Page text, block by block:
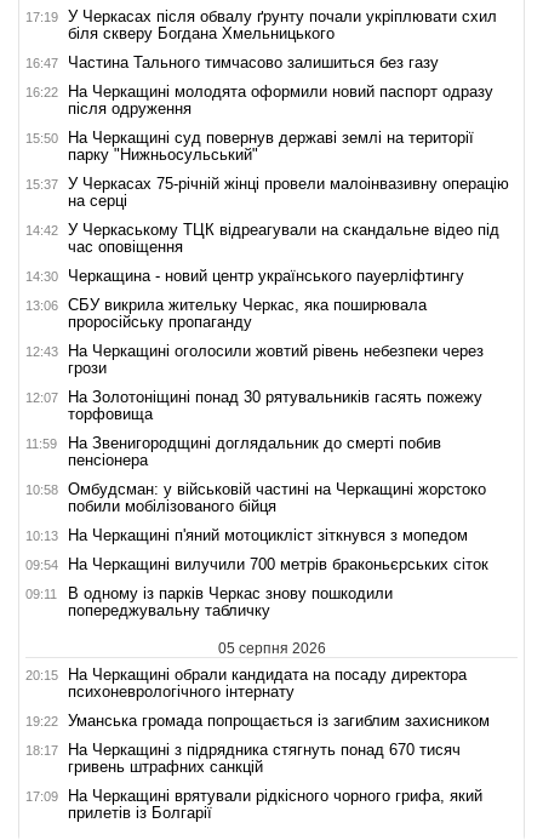
17:19
У Черкасах після обвалу ґрунту почали укріплювати схил
біля скверу Богдана Хмельницького
16:47 Частина Тального тимчасово залишиться без газу
16:22
На Черкащині молодята оформили новий паспорт одразу
після одруження
15:50
На Черкащині суд повернув державі землі на території
парку "Нижньосульський"
15:37
У Черкасах 75-річній жінці провели малоінвазивну операцію
на серці
14:42
У Черкаському ТЦК відреагували на скандальне відео під
час оповіщення
14:30 Черкащина - новий центр українського пауерліфтингу
13:06
СБУ викрила жительку Черкас, яка поширювала
проросійську пропаганду
12:43
На Черкащині оголосили жовтий рівень небезпеки через
грози
12:07
На Золотоніщині понад 30 рятувальників гасять пожежу
торфовища
11:59
На Звенигородщині доглядальник до смерті побив
пенсіонера
10:58
Омбудсман: у військовій частині на Черкащині жорстоко
побили мобілізованого бійця
10:13 На Черкащині п'яний мотоцикліст зіткнувся з мопедом
09:54 На Черкащині вилучили 700 метрів браконьєрських сіток
09:11
В одному із парків Черкас знову пошкодили
попереджувальну табличку
05 серпня 2026
20:15
На Черкащині обрали кандидата на посаду директора
психоневрологічного інтернату
19:22 Уманська громада попрощається із загиблим захисником
18:17
На Черкащині з підрядника стягнуть понад 670 тисяч
гривень штрафних санкцій
17:09
На Черкащині врятували рідкісного чорного грифа, який
прилетів із Болгарії